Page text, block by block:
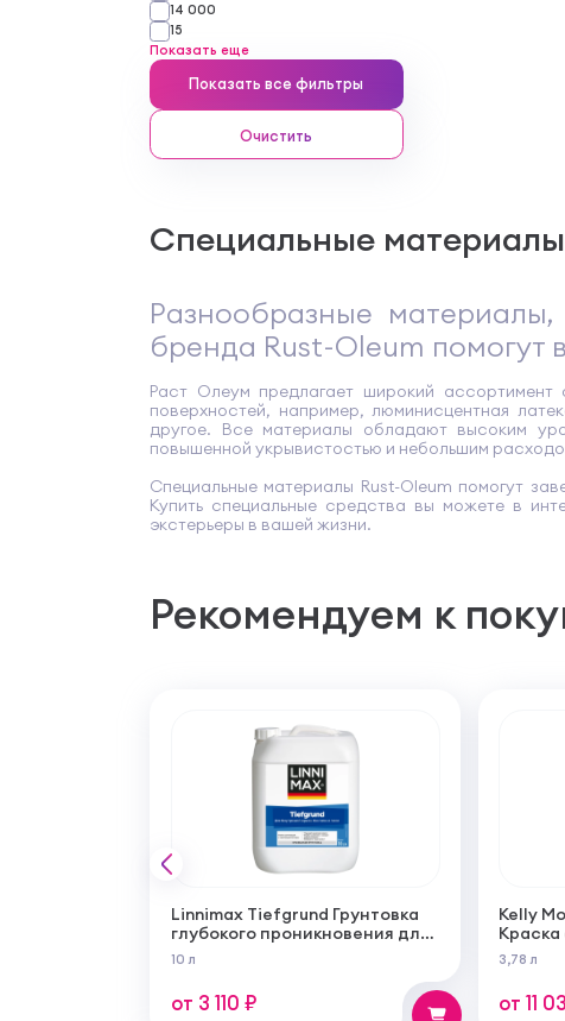
14 000
15
Показать еще
Показать все фильтры
Очистить
Специальные
Разнообразные
бренда Rust-Oleum помогут
Раст Олеум предлагает широкий ассортимент
поверхностей, например, люминисцентная
другое. Все материалы обладают высоким
повышенной укрывистостью и небольшим
Специальные материалы Rust-Oleum помогут
Купить специальные средства вы можете в
экстерьеры в вашей жизни.
Рекомендуем к
Linnimax Tiefgrund Грунтовка
глубокого проникновения для
внутренних и наружных работ
10 л
от 3 110 ₽
Kelly
матовая
3,78 л
от 11